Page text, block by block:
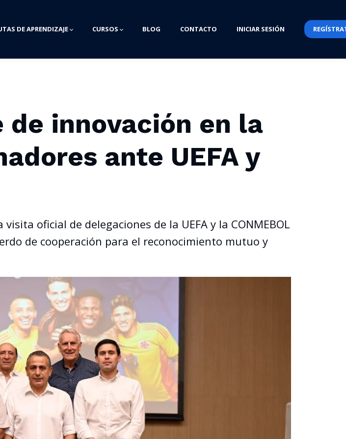
DE APRENDIZAJE CURSOS BLOG CONTACTO INICIAR SESIÓN
innovación en la
ante UEFA y
oficial de delegaciones de la UEFA y la CONMEBOL
de cooperación para el reconocimiento mutuo y